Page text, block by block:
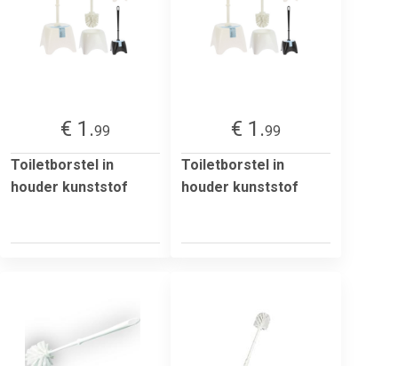
€ 1.99
Toiletborstel in
houder kunststof
€ 1.99
Toiletborstel in
houder kunststof